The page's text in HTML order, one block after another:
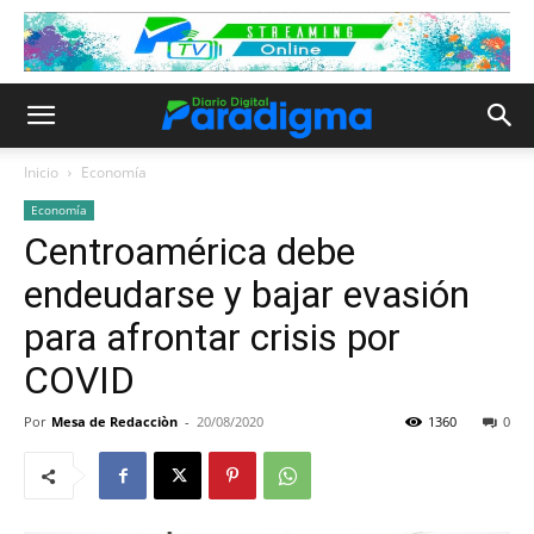
Inicio Economía
Economía
Centroamérica debe
endeudarse y bajar evasión
para afrontar crisis por
COVID
Por Mesa de Redacciòn - 20/08/2020 0
1360